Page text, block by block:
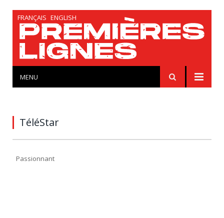
FRANÇAIS ENGLISH
MENU
TéléStar
Passionnant